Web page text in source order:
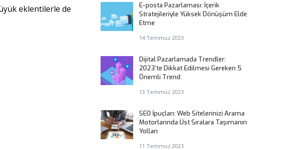
eklentilerle de
E-posta Pazarlaması: İçerik
Stratejileriyle Yüksek Dönüşüm Elde
Etme
14 Temmuz 2023
Dijital Pazarlamada Trendler:
2023’te Dikkat Edilmesi Gereken 5
Önemli Trend
13 Temmuz 2023
SEO İpuçları: Web Sitelerinizi Arama
Motorlarında Üst Sıralara Taşımanın
Yolları
11 Temmuz 2023